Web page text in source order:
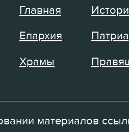
Главная
Епархия
Храмы
материалов